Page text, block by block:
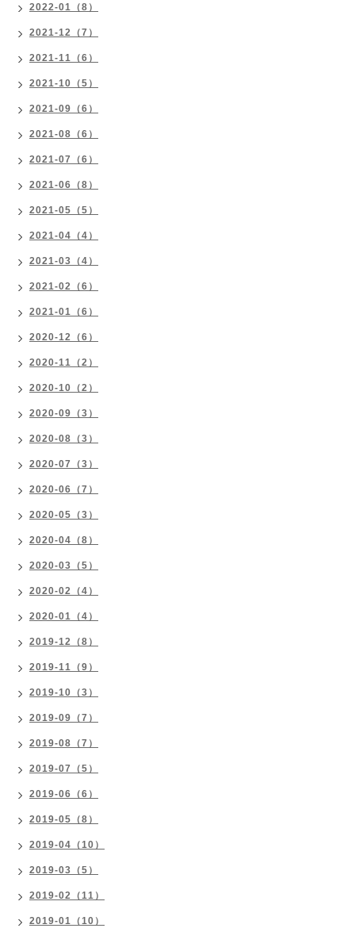
2022-01（8）
2021-12（7）
2021-11（6）
2021-10（5）
2021-09（6）
2021-08（6）
2021-07（6）
2021-06（8）
2021-05（5）
2021-04（4）
2021-03（4）
2021-02（6）
2021-01（6）
2020-12（6）
2020-11（2）
2020-10（2）
2020-09（3）
2020-08（3）
2020-07（3）
2020-06（7）
2020-05（3）
2020-04（8）
2020-03（5）
2020-02（4）
2020-01（4）
2019-12（8）
2019-11（9）
2019-10（3）
2019-09（7）
2019-08（7）
2019-07（5）
2019-06（6）
2019-05（8）
2019-04（10）
2019-03（5）
2019-02（11）
2019-01（10）